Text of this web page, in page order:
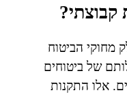
קבוצתי?
מחוקי הביטוח
של ביטוחים
אלו התקנות